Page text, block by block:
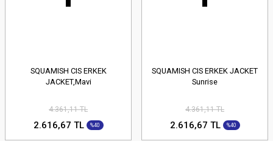
SQUAMISH CIS ERKEK
JACKET,Mavi
4.361,11 TL
2.616,67 TL %40
SQUAMISH CIS ERKEK JACKET
Sunrise
4.361,11 TL
2.616,67 TL %40